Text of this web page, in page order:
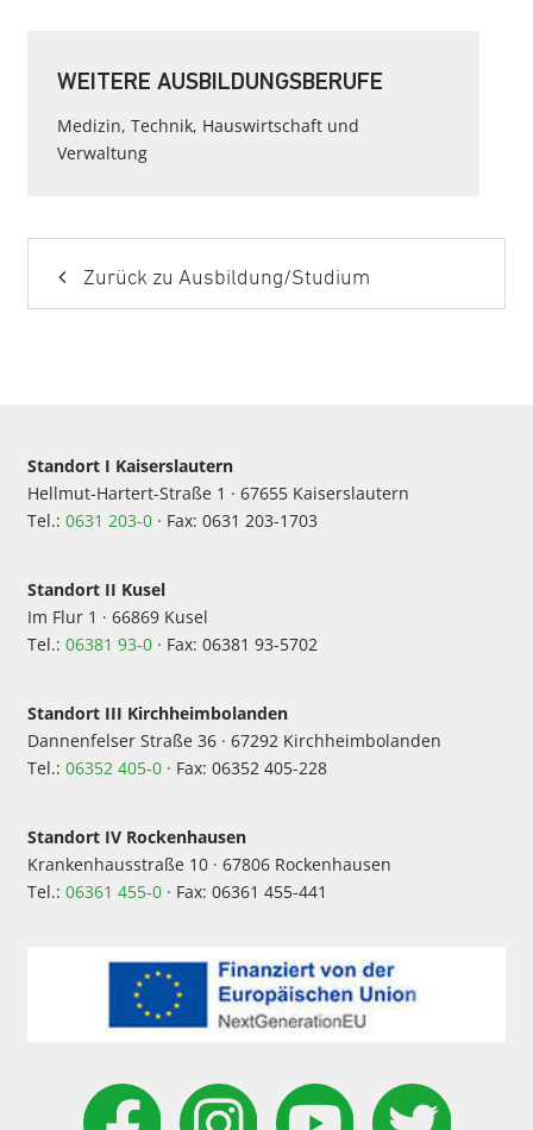
WEITERE AUSBILDUNGSBERUFE
Medizin, Technik, Hauswirtschaft und
Verwaltung
Zurück zu Ausbildung/Studium
Standort I Kaiserslautern
Hellmut-Hartert-Straße 1 · 67655 Kaiserslautern
Tel.: 0631 203-0 · Fax: 0631 203-1703
Standort II Kusel
Im Flur 1 · 66869 Kusel
Tel.: 06381 93-0 · Fax: 06381 93-5702
Standort III Kirchheimbolanden
Dannenfelser Straße 36 · 67292 Kirchheimbolanden
Tel.: 06352 405-0 · Fax: 06352 405-228
Standort IV Rockenhausen
Krankenhausstraße 10 · 67806 Rockenhausen
Tel.: 06361 455-0 · Fax: 06361 455-441